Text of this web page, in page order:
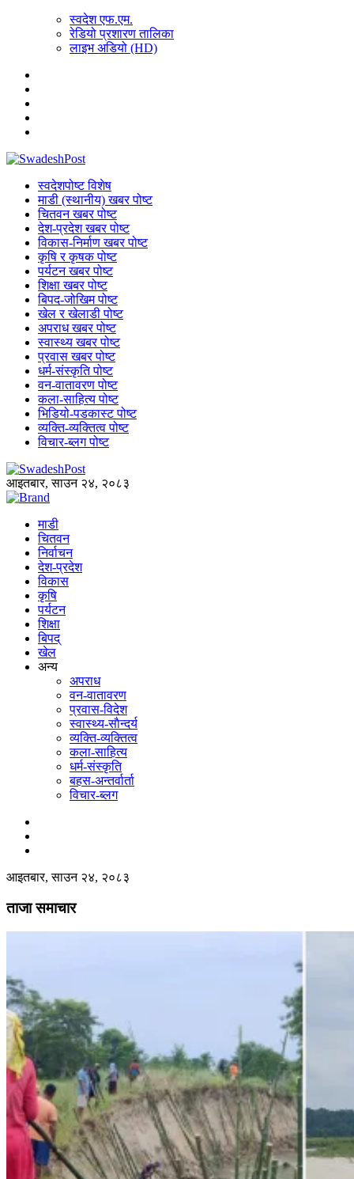
स्वदेश एफ.एम.
रेडियो प्रशारण तालिका
लाइभ अडियो (HD)
स्वदेशपोष्ट विशेष
माडी (स्थानीय) खबर पोष्ट
चितवन खबर पोष्ट
देश-प्रदेश खबर पोष्ट
विकास-निर्माण खबर पोष्ट
कृषि र कृषक पोष्ट
पर्यटन खबर पोष्ट
शिक्षा खबर पोष्ट
बिपद-जोखिम पोष्ट
खेल र खेलाडी पोष्ट
अपराध खबर पोष्ट
स्वास्थ्य खबर पोष्ट
प्रवास खबर पोष्ट
धर्म-संस्कृति पोष्ट
वन-वातावरण पोष्ट
कला-साहित्य पोष्ट
भिडियो-पडकास्ट पोष्ट
व्यक्ति-व्यक्तित्व पोष्ट
विचार-ब्लग पोष्ट
आइतबार, साउन २४, २०८३
माडी
चितवन
निर्वाचन
देश-प्रदेश
विकास
कृषि
पर्यटन
शिक्षा
बिपद्
खेल
अन्य
अपराध
वन-वातावरण
प्रवास-विदेश
स्वास्थ्य-साैन्दर्य
व्यक्ति-व्यक्तित्व
कला-साहित्य
धर्म-संस्कृति
बहस-अन्तर्वार्ता
विचार-ब्लग
आइतबार, साउन २४, २०८३
ताजा समाचार